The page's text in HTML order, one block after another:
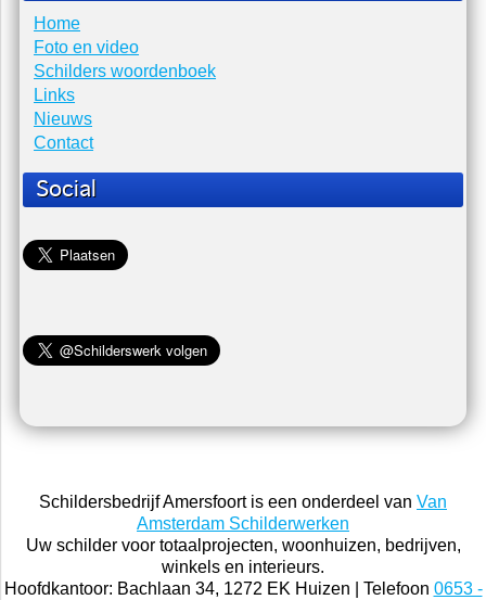
Home
Foto en video
Schilders woordenboek
Links
Nieuws
Contact
Social
Schildersbedrijf Amersfoort is een onderdeel van Van
Amsterdam Schilderwerken
Uw schilder voor totaalprojecten, woonhuizen, bedrijven,
winkels en interieurs.
Hoofdkantoor: Bachlaan 34, 1272 EK Huizen | Telefoon 0653 -